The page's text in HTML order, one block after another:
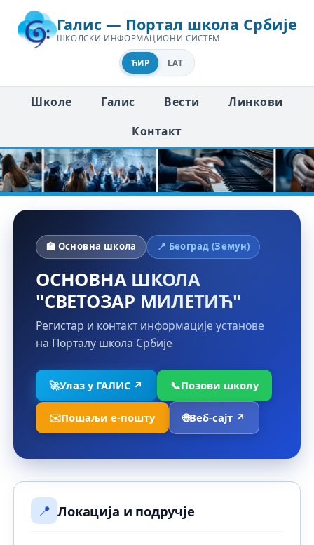
Галис — Портал школа Србије
ШКОЛСКИ ИНФОРМАЦИОНИ СИСТЕМ
ЋИР LAT
Школе Галис Вести
Линкови
Контакт
🏫 Основна школа 📍 Београд (Земун)
ОСНОВНА ШКОЛА
"СВЕТОЗАР МИЛЕТИЋ"
Регистар и контакт информације установе
на Порталу школа Србије
🚀Улаз у ГАЛИС ↗ 📞Позови школу
✉️Пошаљи е-пошту 🌐Веб-сајт ↗
📍 Локација и подручје